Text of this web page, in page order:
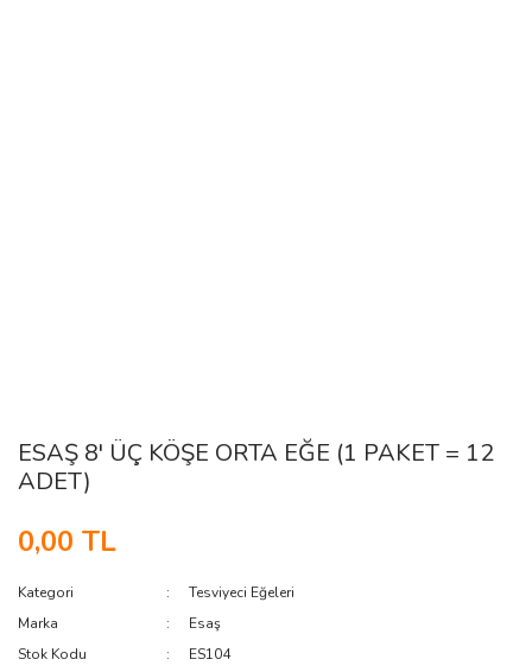
ESAŞ 8' ÜÇ KÖŞE ORTA EĞE (1 PAKET = 12
ADET)
0,00 TL
Kategori
Tesviyeci Eğeleri
Marka
Esaş
Stok Kodu
ES104